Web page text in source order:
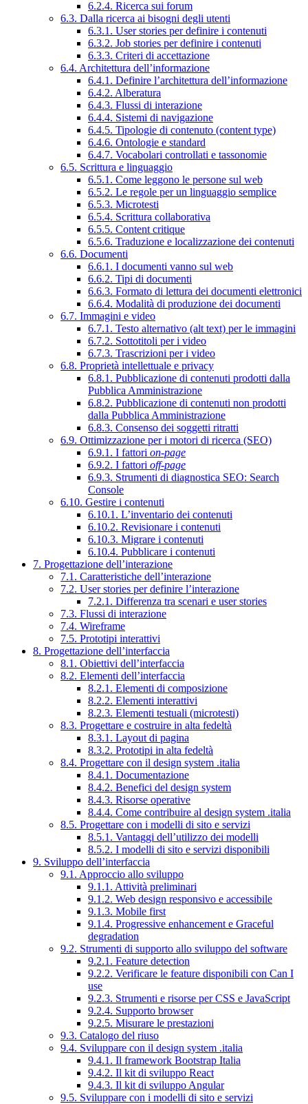
6.2.4. Ricerca sui forum
6.3. Dalla ricerca ai bisogni degli utenti
6.3.1. User stories per definire i contenuti
6.3.2. Job stories per definire i contenuti
6.3.3. Criteri di accettazione
6.4. Architettura dell’informazione
6.4.1. Definire l’architettura dell’informazione
6.4.2. Alberatura
6.4.3. Flussi di interazione
6.4.4. Sistemi di navigazione
6.4.5. Tipologie di contenuto (content type)
6.4.6. Ontologie e standard
6.4.7. Vocabolari controllati e tassonomie
6.5. Scrittura e linguaggio
6.5.1. Come leggono le persone sul web
6.5.2. Le regole per un linguaggio semplice
6.5.3. Microtesti
6.5.4. Scrittura collaborativa
6.5.5. Content critique
6.5.6. Traduzione e localizzazione dei contenuti
6.6. Documenti
6.6.1. I documenti vanno sul web
6.6.2. Tipi di documenti
6.6.3. Formato di lettura dei documenti elettronici
6.6.4. Modalità di produzione dei documenti
6.7. Immagini e video
6.7.1. Testo alternativo (alt text) per le immagini
6.7.2. Sottotitoli per i video
6.7.3. Trascrizioni per i video
6.8. Proprietà intellettuale e privacy
6.8.1. Pubblicazione di contenuti prodotti dalla
Pubblica Amministrazione
6.8.2. Pubblicazione di contenuti non prodotti
dalla Pubblica Amministrazione
6.8.3. Consenso dei soggetti ritratti
6.9. Ottimizzazione per i motori di ricerca (SEO)
6.9.1. I fattori on-page
6.9.2. I fattori off-page
6.9.3. Strumenti di diagnostica SEO: Search
Console
6.10. Gestire i contenuti
6.10.1. L’inventario dei contenuti
6.10.2. Revisionare i contenuti
6.10.3. Migrare i contenuti
6.10.4. Pubblicare i contenuti
7. Progettazione dell’interazione
7.1. Caratteristiche dell’interazione
7.2. User stories per definire l’interazione
7.2.1. Differenza tra scenari e user stories
7.3. Flussi di interazione
7.4. Wireframe
7.5. Prototipi interattivi
8. Progettazione dell’interfaccia
8.1. Obiettivi dell’interfaccia
8.2. Elementi dell’interfaccia
8.2.1. Elementi di composizione
8.2.2. Elementi interattivi
8.2.3. Elementi testuali (microtesti)
8.3. Progettare e costruire in alta fedeltà
8.3.1. Layout di pagina
8.3.2. Prototipi in alta fedeltà
8.4. Progettare con il design system .italia
8.4.1. Documentazione
8.4.2. Benefici del design system
8.4.3. Risorse operative
8.4.4. Come contribuire al design system .italia
8.5. Progettare con i modelli di sito e servizi
8.5.1. Vantaggi dell’utilizzo dei modelli
8.5.2. I modelli di sito e servizi disponibili
9. Sviluppo dell’interfaccia
9.1. Approccio allo sviluppo
9.1.1. Attività preliminari
9.1.2. Web design responsivo e accessibile
9.1.3. Mobile first
9.1.4. Progressive enhancement e Graceful
degradation
9.2. Strumenti di supporto allo sviluppo del software
9.2.1. Feature detection
9.2.2. Verificare le feature disponibili con Can I
use
9.2.3. Strumenti e risorse per CSS e JavaScript
9.2.4. Supporto browser
9.2.5. Misurare le prestazioni
9.3. Catalogo del riuso
9.4. Sviluppare con il design system .italia
9.4.1. Il framework Bootstrap Italia
9.4.2. Il kit di sviluppo React
9.4.3. Il kit di sviluppo Angular
9.5. Sviluppare con i modelli di sito e servizi